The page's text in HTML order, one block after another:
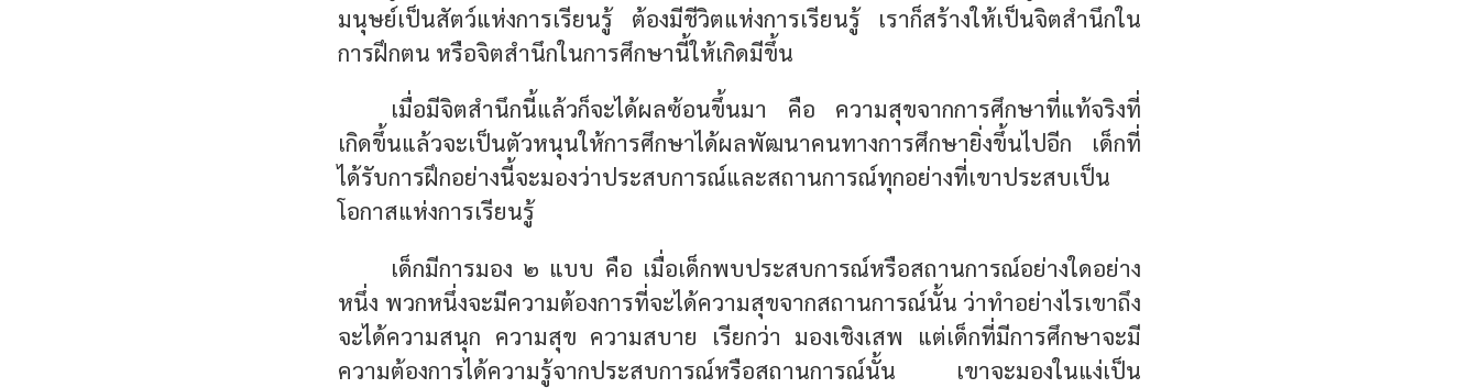
มนุษย์เป็นสัตว์แห่งการเรียนรู้ ต้องมีชีวิตแห่งการเรียนรู้ เราก็สร้างให้เป็นจิตสำนึกใน
การฝึกตน หรือจิตสำนึกในการศึกษานี้ให้เกิดมีขึ้น
เมื่อมีจิตสำนึกนี้แล้วก็จะได้ผลซ้อนขึ้นมา คือ ความสุขจากการศึกษาที่แท้จริงที่
เกิดขึ้นแล้วจะเป็นตัวหนุนให้การศึกษาได้ผลพัฒนาคนทางการศึกษายิ่งขึ้นไปอีก เด็กที่
ได้รับการฝึกอย่างนี้จะมองว่าประสบการณ์และสถานการณ์ทุกอย่างที่เขาประสบเป็น
โอกาสแห่งการเรียนรู้
เด็กมีการมอง ๒ แบบ คือ เมื่อเด็กพบประสบการณ์หรือสถานการณ์อย่างใดอย่าง
หนึ่ง พวกหนึ่งจะมีความต้องการที่จะได้ความสุขจากสถานการณ์นั้น ว่าทำอย่างไรเขาถึง
จะได้ความสนุก ความสุข ความสบาย เรียกว่า มองเชิงเสพ แต่เด็กที่มีการศึกษาจะมี
ความต้องการได้ความรู้จากประสบการณ์หรือสถานการณ์นั้น เขาจะมองในแง่เป็น